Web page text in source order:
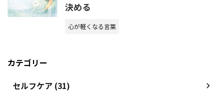
決める
心が軽くなる言葉
カテゴリー
セルフケア (31)